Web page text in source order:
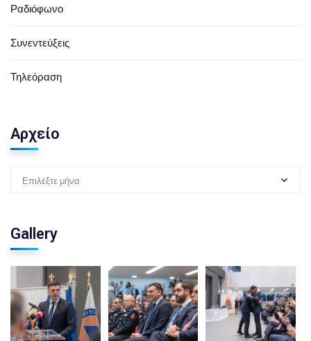
Ραδιόφωνο
Συνεντεύξεις
Τηλεόραση
Αρχείο
Επιλέξτε μήνα
Gallery